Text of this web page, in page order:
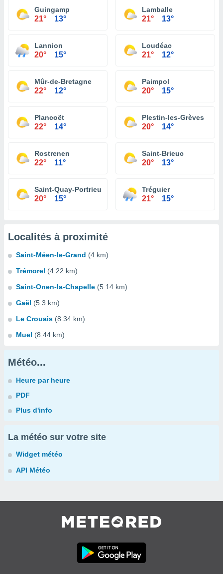
Guingamp
21° 13°
Lamballe
21° 13°
Lannion
20° 15°
Loudéac
21° 12°
Mûr-de-Bretagne
22° 12°
Paimpol
20° 15°
Plancoët
22° 14°
Plestin-les-Grèves
20° 14°
Rostrenen
22° 11°
Saint-Brieuc
20° 13°
Saint-Quay-Portrieux
20° 15°
Tréguier
21° 15°
Localités à proximité
Saint-Méen-le-Grand (4 km)
Trémorel (4.22 km)
Saint-Onen-la-Chapelle (5.14 km)
Gaël (5.3 km)
Le Crouais (8.34 km)
Muel (8.44 km)
Météo...
Heure par heure
PDF
Plus d'info
La météo sur votre site
Widget météo
API Météo